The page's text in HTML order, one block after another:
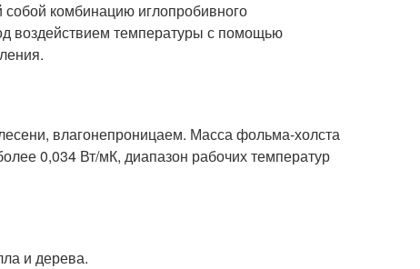
комбинацию иглопробивного
воздействием температуры с помощью
влагонепроницаем. Масса фольма-холста
0,034 Вт/мК, диапазон рабочих температур
и дерева.